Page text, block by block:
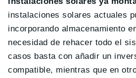
instalaciones solares actuales
incorporando almacenamiento
necesidad de rehacer todo el
casos basta con añadir un
compatible, mientras que en